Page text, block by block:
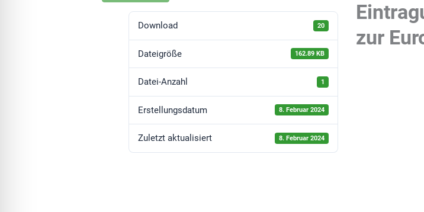
Download 20
Dateigröße 162.89 KB
Datei-Anzahl 1
Erstellungsdatum 8. Februar 2024
Zuletzt aktualisiert 8. Februar 2024
zur